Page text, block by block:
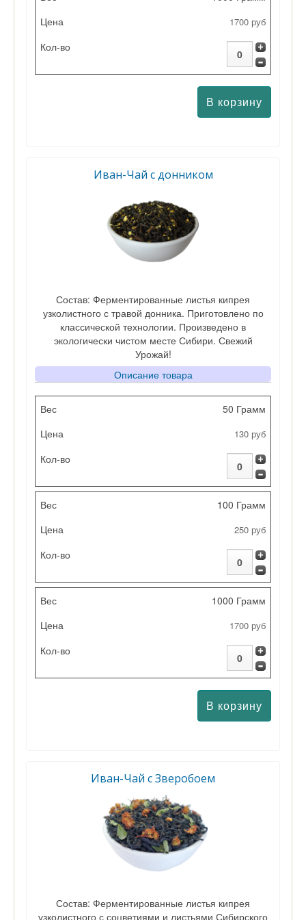
1700 руб
Иван-Чай с донником
Состав: Ферментированные листья кипрея
узколистного с травой донника. Приготовлено по
классической технологии. Произведено в
экологически чистом месте Сибири. Свежий
Урожай!
Описание товара
Вес
Цена
Кол-во
50 Грамм
130 руб
100 Грамм
250 руб
1000 Грамм
1700 руб
Иван-Чай с Зверобоем
Состав: Ферментированные листья кипрея
узколистного с соцветиями и листьями Сибирского